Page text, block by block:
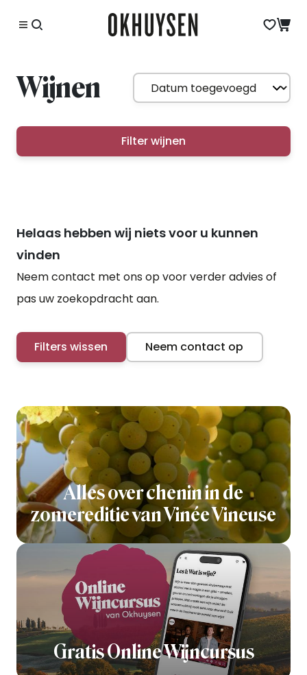
Wijnen
Filter wijnen
Helaas hebben wij niets voor u kunnen
vinden
Neem contact met ons op voor verder advies of
pas uw zoekopdracht aan.
Filters wissen Neem contact op
Alles over chenin in de
zomereditie van Vinée Vineuse
Gratis Online Wijncursus